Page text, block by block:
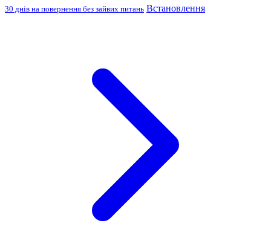
30 днів на повернення без зайвих питань Встановлення